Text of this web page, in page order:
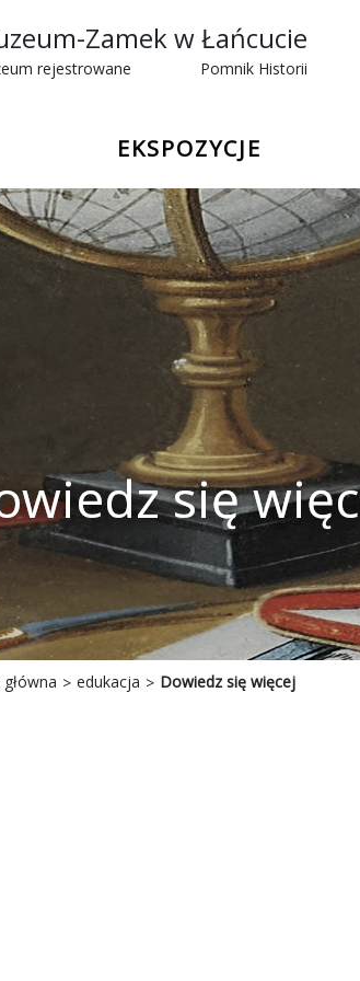
Zamek w Łańcucie
rejestrowane Pomnik Historii
EKSPOZYCJE
się
edukacja Dowiedz się więcej